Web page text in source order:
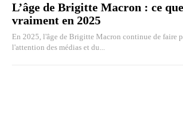
L’âge de Brigitte Macron : ce
vraiment en 2025
En 2025, l'âge de Brigitte Macron continue de faire
l'attention des médias et du...